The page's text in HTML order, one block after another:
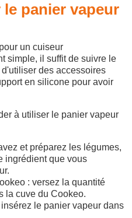
panier vapeur
un cuiseur
simple, il suffit de suivre le
des accessoires
en silicone pour avoir
à utiliser le panier vapeur
et préparez les légumes,
ingrédient que vous
: versez la quantité
la cuve du Cookeo.
le panier vapeur dans